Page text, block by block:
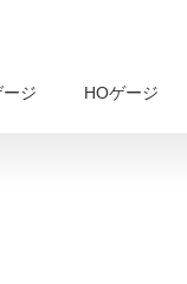
ジ HOゲージ